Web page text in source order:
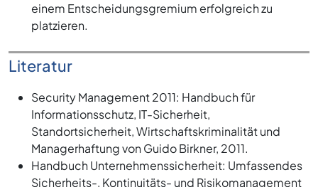
einem Entscheidungsgremium erfolgreich zu
platzieren.
Literatur
Security Management 2011: Handbuch für
Informationsschutz, IT-Sicherheit,
Standortsicherheit, Wirtschaftskriminalität und
Managerhaftung von Guido Birkner, 2011.
Handbuch Unternehmenssicherheit: Umfassendes
Sicherheits-, Kontinuitäts- und Risikomanagement